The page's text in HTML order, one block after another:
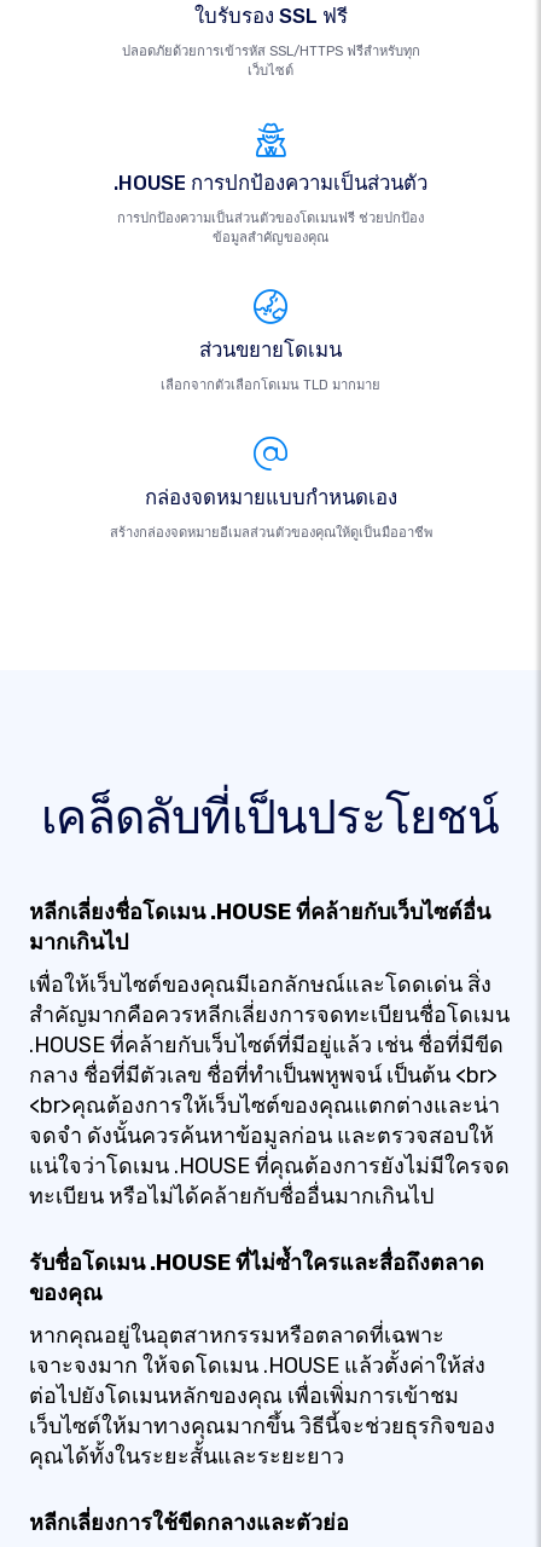
ใบรับรอง SSL ฟรี
ปลอดภัยด้วยการเข้ารหัส SSL/HTTPS ฟรีสำหรับทุก
เว็บไซต์
.HOUSE การปกป้องความเป็นส่วนตัว
การปกป้องความเป็นส่วนตัวของโดเมนฟรี ช่วยปกป้อง
ข้อมูลสำคัญของคุณ
ส่วนขยายโดเมน
เลือกจากตัวเลือกโดเมน TLD มากมาย
กล่องจดหมายแบบกำหนดเอง
สร้างกล่องจดหมายอีเมลส่วนตัวของคุณให้ดูเป็นมืออาชีพ
เคล็ดลับที่เป็นประโยชน์
หลีกเลี่ยงชื่อโดเมน .HOUSE ที่คล้ายกับเว็บไซต์อื่น
มากเกินไป
เพื่อให้เว็บไซต์ของคุณมีเอกลักษณ์และโดดเด่น สิ่ง
สำคัญมากคือควรหลีกเลี่ยงการจดทะเบียนชื่อโดเมน
.HOUSE ที่คล้ายกับเว็บไซต์ที่มีอยู่แล้ว เช่น ชื่อที่มีขีด
กลาง ชื่อที่มีตัวเลข ชื่อที่ทำเป็นพหูพจน์ เป็นต้น <br>
<br>คุณต้องการให้เว็บไซต์ของคุณแตกต่างและน่า
จดจำ ดังนั้นควรค้นหาข้อมูลก่อน และตรวจสอบให้
แน่ใจว่าโดเมน .HOUSE ที่คุณต้องการยังไม่มีใครจด
ทะเบียน หรือไม่ได้คล้ายกับชื่ออื่นมากเกินไป
รับชื่อโดเมน .HOUSE ที่ไม่ซ้ำใครและสื่อถึงตลาด
ของคุณ
หากคุณอยู่ในอุตสาหกรรมหรือตลาดที่เฉพาะ
เจาะจงมาก ให้จดโดเมน .HOUSE แล้วตั้งค่าให้ส่ง
ต่อไปยังโดเมนหลักของคุณ เพื่อเพิ่มการเข้าชม
เว็บไซต์ให้มาทางคุณมากขึ้น วิธีนี้จะช่วยธุรกิจของ
คุณได้ทั้งในระยะสั้นและระยะยาว
หลีกเลี่ยงการใช้ขีดกลางและตัวย่อ